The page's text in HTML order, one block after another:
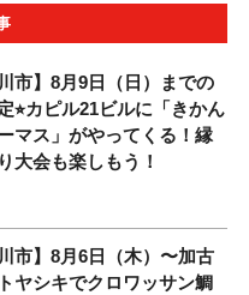
市】8月9日（日）までの
⭐︎カピル21ビルに「きかん
マス」がやってくる！縁
大会も楽しもう！
市】8月6日（木）〜加古
ヤシキでクロワッサン鯛